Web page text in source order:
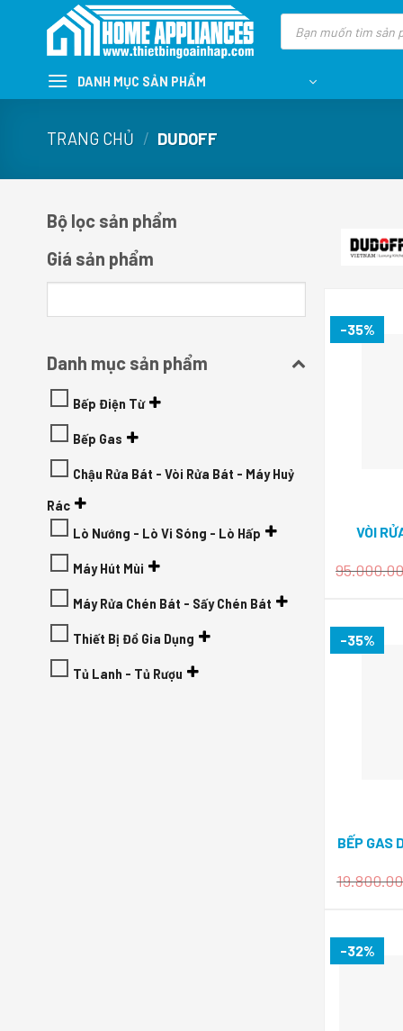
Tìm
kiếm
phẩm
DANH MỤC SẢN PHẨM
TRANG CHỦ / DUDOFF
Bộ lọc sản phẩm
Giá sản phẩm
Danh mục sản phẩm
Bếp Điện Từ
Bếp Gas
Chậu Rửa Bát - Vòi Rửa Bát - Máy Huỷ
Rác
Lò Nướng - Lò Vi Sóng - Lò Hấp
Máy Hút Mùi
Máy Rửa Chén Bát - Sấy Chén Bát
Thiết Bị Đồ Gia Dụng
Tủ Lanh - Tủ Rượu
-35%
VÒI
-35%
BẾP GAS
-32%